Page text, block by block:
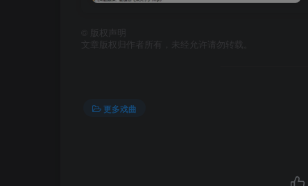
版权声明
文章版权归作者所有，未经允许请勿转载。
更多戏曲